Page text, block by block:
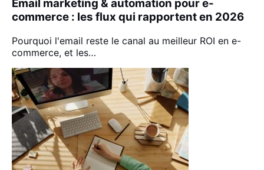
Email marketing & automation pour e-
commerce : les flux qui rapportent en 2026
Pourquoi l'email reste le canal au meilleur ROI en e-
commerce, et les…